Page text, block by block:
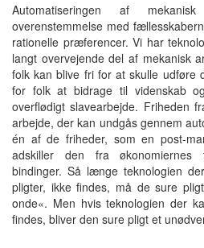
Automatiseringen af
overenstemmelse med
rationelle præferencer. Vi har
langt overvejende del af mekanisk
folk kan blive fri for at skulle udføre
for folk at bidrage til videnskab
overflødigt slavearbejde. Friheden
arbejde, der kan undgås gennem
én af de friheder, som en post-
adskiller den fra økonomiernes
bindinger. Så længe teknologien
pligter, ikke findes, må de sure
onde«. Men hvis teknologien der
findes, bliver den sure pligt et